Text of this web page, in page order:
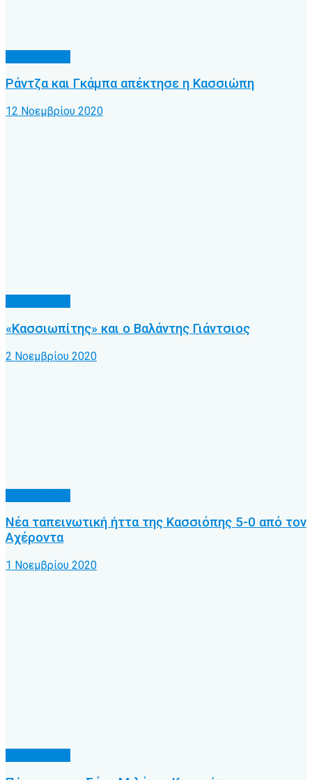
Ράντζα και Γκάμπα απέκτησε η Κασσιώπη
12 Νοεμβρίου 2020
«Κασσιωπίτης» και ο Βαλάντης Γιάντσιος
2 Νοεμβρίου 2020
Νέα ταπεινωτική ήττα της Κασσιόπης 5-0 από τον
Αχέροντα
1 Νοεμβρίου 2020